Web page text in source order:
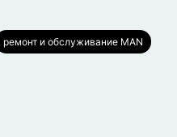
ремонт и обслуживание MAN